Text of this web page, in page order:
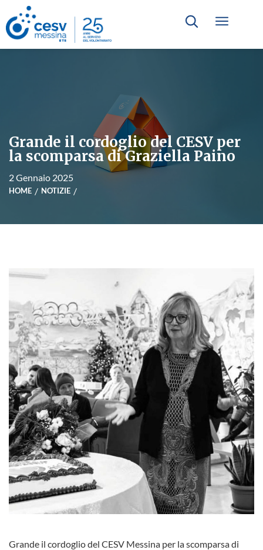
Grande il cordoglio del CESV per
la scomparsa di Graziella Paino
2 Gennaio 2025
HOME NOTIZIE
Grande il cordoglio del CESV Messina per la scomparsa di